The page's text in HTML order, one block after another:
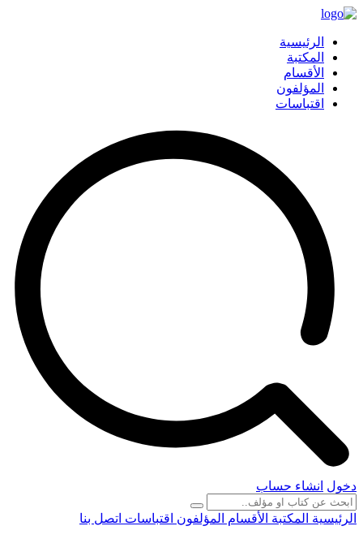
الرئيسية
المكتبة
الأقسام
المؤلفون
اقتباسات
دخول انشاء حساب
الرئيسية المكتبة الأقسام المؤلفون اقتباسات اتصل بنا